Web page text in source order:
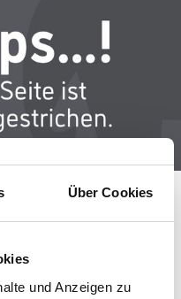
Über Cookies
und Anzeigen zu